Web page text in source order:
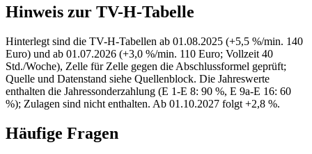
Hinweis zur TV-H-Tabelle
Hinterlegt sind die TV-H-Tabellen ab 01.08.2025 (+5,5 %/min. 140
Euro) und ab 01.07.2026 (+3,0 %/min. 110 Euro; Vollzeit 40
Std./Woche), Zelle für Zelle gegen die Abschlussformel geprüft;
Quelle und Datenstand siehe Quellenblock. Die Jahreswerte
enthalten die Jahressonderzahlung (E 1-E 8: 90 %, E 9a-E 16: 60
%); Zulagen sind nicht enthalten. Ab 01.10.2027 folgt +2,8 %.
Häufige Fragen